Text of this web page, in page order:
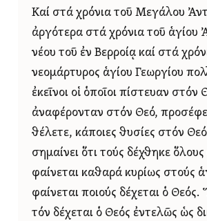
Καί στά χρόνια τοῦ Μεγάλου
ἀργότερα στά χρόνια τοῦ ἁγίου
νέου τοῦ ἐν Βερροίᾳ καί στά
νεομάρτυρος ἁγίου Γεωργίου
ἐκεῖνοι οἱ ὁποῖοι πίστευαν στόν
ἀναφέρονταν στόν Θεό,
θέλετε, κάποιες θυσίες στόν
σημαίνει ὅτι τούς δέχθηκε
φαίνεται καθαρά κυρίως στούς
φαίνεται ποιούς δέχεται ὁ
τόν δέχεται ὁ Θεός ἐντελῶς ὡς